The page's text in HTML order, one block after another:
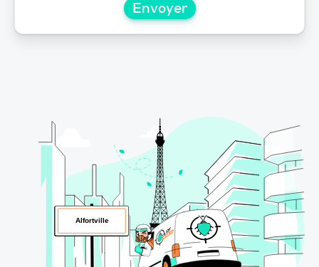
Envoyer